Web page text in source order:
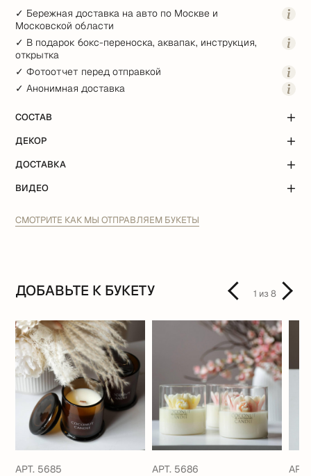
✓ Бережная доставка на авто по Москве и
Московской области
✓ В подарок бокс-переноска, аквапак, инструкция,
открытка
✓ Фотоотчет перед отправкой
✓ Анонимная доставка
СОСТАВ
ДЕКОР
ДОСТАВКА
ВИДЕО
СМОТРИТЕ КАК МЫ ОТПРАВЛЯЕМ БУКЕТЫ
ДОБАВЬТЕ К БУКЕТУ 1 из8
АРТ. 5685
АРТ. 5686